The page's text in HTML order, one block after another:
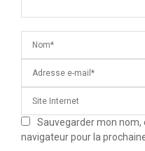
Sauvegarder mon nom,
navigateur pour la